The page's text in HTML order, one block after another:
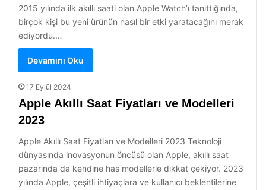
2015 yılında ilk akıllı saati olan Apple Watch’ı tanıttığında,
birçok kişi bu yeni ürünün nasıl bir etki yaratacağını merak
ediyordu.…
Devamını Oku
17 Eylül 2024
Apple Akıllı Saat Fiyatları ve Modelleri
2023
Apple Akıllı Saat Fiyatları ve Modelleri 2023 Teknoloji
dünyasında inovasyonun öncüsü olan Apple, akıllı saat
pazarında da kendine has modellerle dikkat çekiyor. 2023
yılında Apple, çeşitli ihtiyaçlara ve kullanıcı beklentilerine